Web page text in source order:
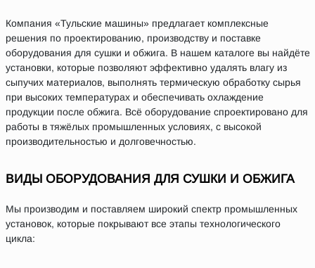
Компания «Тульские машины» предлагает комплексные
решения по проектированию, производству и поставке
оборудования для сушки и обжига. В нашем каталоге вы найдёте
установки, которые позволяют эффективно удалять влагу из
сыпучих материалов, выполнять термическую обработку сырья
при высоких температурах и обеспечивать охлаждение
продукции после обжига. Всё оборудование спроектировано для
работы в тяжёлых промышленных условиях, с высокой
производительностью и долговечностью.
ВИДЫ ОБОРУДОВАНИЯ ДЛЯ СУШКИ И ОБЖИГА
Мы производим и поставляем широкий спектр промышленных
установок, которые покрывают все этапы технологического
цикла: